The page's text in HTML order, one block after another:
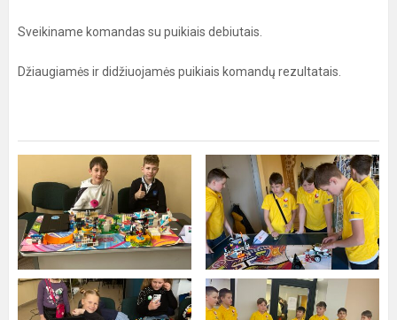
Sveikiname komandas su puikiais debiutais.
Džiaugiamės ir didžiuojamės puikiais komandų rezultatais.